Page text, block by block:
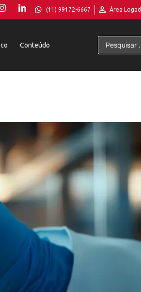
(11) 99172-6667 Área
Conteúdo